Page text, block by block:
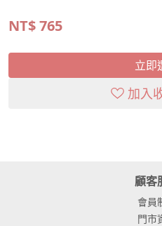
NT$765
立即
加入
顧客
會員
門市